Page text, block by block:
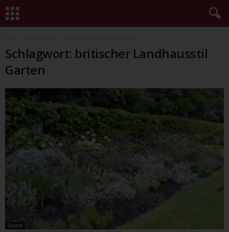
Schlagwort: britischer Landhausstil
Garten
Home